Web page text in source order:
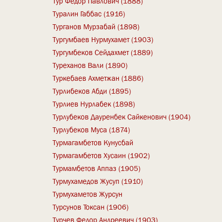
Туралин Габбас (1916)
Турганов Мурзабай (1898)
Тургумбаев Нурмухамет (1903)
Тургумбеков Сейдахмет (1889)
Туреханов Вали (1890)
Туркебаев Ахметжан (1886)
Турлибеков Абди (1895)
Турлиев Нурлабек (1898)
Турлубеков Дауренбек Сайкенович (1904)
Турлубеков Муса (1874)
Турмагамбетов Кунусбай
Турмагамбетов Хусаин (1902)
Турмамбетов Аппаз (1905)
Турмухамедов Жусуп (1910)
Турмухаметов Журсун
Турсунов Токсан (1906)
Турчев Федор Андреевич (1903)